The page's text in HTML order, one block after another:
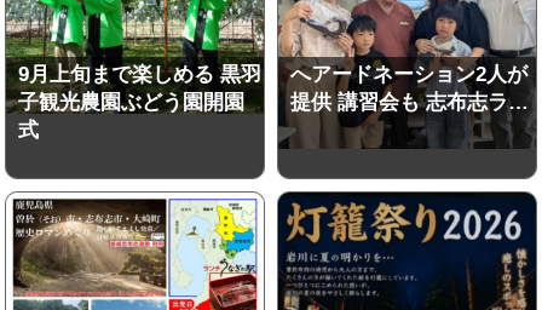
9月上旬まで楽しめる 黒羽
子観光農園ぶどう園開園
式
へアードネーション2人が
提供 講習会も 志布志ラ…